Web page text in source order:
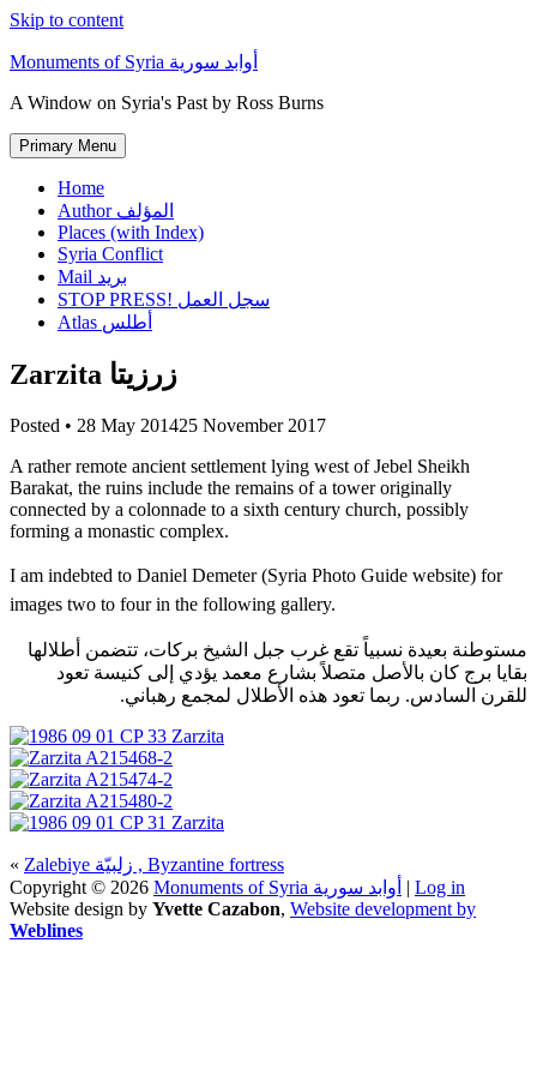
Skip to content
Monuments of Syria أوابد سورية
A Window on Syria's Past by Ross Burns
Primary Menu
Home
Author المؤلف
Places (with Index)
Syria Conflict
Mail بريد
STOP PRESS! سجل العمل
Atlas أطلس
Zarzita زرزيتا
Posted • 28 May 201425 November 2017
A rather remote ancient settlement lying west of Jebel Sheikh
Barakat, the ruins include the remains of a tower originally
connected by a colonnade to a sixth century church, possibly
forming a monastic complex.
I am indebted to Daniel Demeter (Syria Photo Guide website) for
images two to four in the following gallery.
مستوطنة بعيدة نسبياً تقع غرب جبل الشيخ بركات، تتضمن أطلالها
بقايا برج كان بالأصل متصلاً بشارع معمد يؤدي إلى كنيسة تعود
للقرن السادس. ربما تعود هذه الأطلال لمجمع رهباني.
«
Zalebiye زلبيّة , Byzantine fortress
Copyright © 2026
Monuments of Syria أوابد سورية | Log in
Website design by Yvette Cazabon, Website development by
Weblines